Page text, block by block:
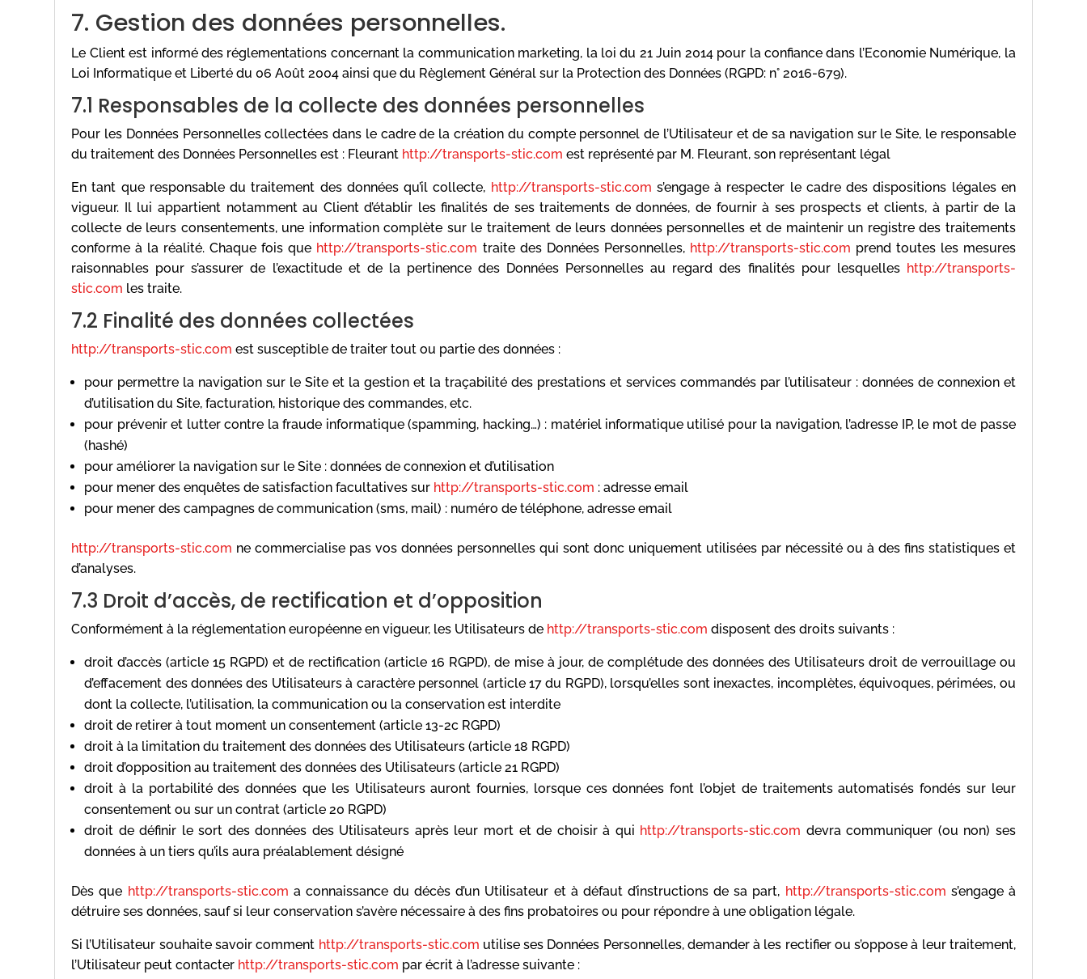
7. Gestion des données personnelles.
Le Client est informé des réglementations concernant la communication marketing, la loi du 21 Juin 2014 pour la confiance dans l’Economie Numérique, la
Loi Informatique et Liberté du 06 Août 2004 ainsi que du Règlement Général sur la Protection des Données (RGPD: n° 2016-679).
7.1 Responsables de la collecte des données personnelles
Pour les Données Personnelles collectées dans le cadre de la création du compte personnel de l’Utilisateur et de sa navigation sur le Site, le responsable
du traitement des Données Personnelles est : Fleurant http://transports-stic.com est représenté par M. Fleurant, son représentant légal
En tant que responsable du traitement des données qu’il collecte, http://transports-stic.com s’engage à respecter le cadre des dispositions légales en
vigueur. Il lui appartient notamment au Client d’établir les finalités de ses traitements de données, de fournir à ses prospects et clients, à partir de la
collecte de leurs consentements, une information complète sur le traitement de leurs données personnelles et de maintenir un registre des traitements
conforme à la réalité. Chaque fois que http://transports-stic.com traite des Données Personnelles, http://transports-stic.com prend toutes les mesures
raisonnables pour s’assurer de l’exactitude et de la pertinence des Données Personnelles au regard des finalités pour lesquelles http://transports-
stic.com les traite.
7.2 Finalité des données collectées
http://transports-stic.com est susceptible de traiter tout ou partie des données :
pour permettre la navigation sur le Site et la gestion et la traçabilité des prestations et services commandés par l’utilisateur : données de connexion et
d’utilisation du Site, facturation, historique des commandes, etc.
pour prévenir et lutter contre la fraude informatique (spamming, hacking…) : matériel informatique utilisé pour la navigation, l’adresse IP, le mot de passe
(hashé)
pour améliorer la navigation sur le Site : données de connexion et d’utilisation
pour mener des enquêtes de satisfaction facultatives sur http://transports-stic.com : adresse email
pour mener des campagnes de communication (sms, mail) : numéro de téléphone, adresse email
http://transports-stic.com ne commercialise pas vos données personnelles qui sont donc uniquement utilisées par nécessité ou à des fins statistiques et
d’analyses.
7.3 Droit d’accès, de rectification et d’opposition
Conformément à la réglementation européenne en vigueur, les Utilisateurs de http://transports-stic.com disposent des droits suivants :
droit d’accès (article 15 RGPD) et de rectification (article 16 RGPD), de mise à jour, de complétude des données des Utilisateurs droit de verrouillage ou
d’effacement des données des Utilisateurs à caractère personnel (article 17 du RGPD), lorsqu’elles sont inexactes, incomplètes, équivoques, périmées, ou
dont la collecte, l’utilisation, la communication ou la conservation est interdite
droit de retirer à tout moment un consentement (article 13-2c RGPD)
droit à la limitation du traitement des données des Utilisateurs (article 18 RGPD)
droit d’opposition au traitement des données des Utilisateurs (article 21 RGPD)
droit à la portabilité des données que les Utilisateurs auront fournies, lorsque ces données font l’objet de traitements automatisés fondés sur leur
consentement ou sur un contrat (article 20 RGPD)
droit de définir le sort des données des Utilisateurs après leur mort et de choisir à qui http://transports-stic.com devra communiquer (ou non) ses
données à un tiers qu’ils aura préalablement désigné
Dès que http://transports-stic.com a connaissance du décès d’un Utilisateur et à défaut d’instructions de sa part, http://transports-stic.com s’engage à
détruire ses données, sauf si leur conservation s’avère nécessaire à des fins probatoires ou pour répondre à une obligation légale.
Si l’Utilisateur souhaite savoir comment http://transports-stic.com utilise ses Données Personnelles, demander à les rectifier ou s’oppose à leur traitement,
l’Utilisateur peut contacter http://transports-stic.com par écrit à l’adresse suivante :